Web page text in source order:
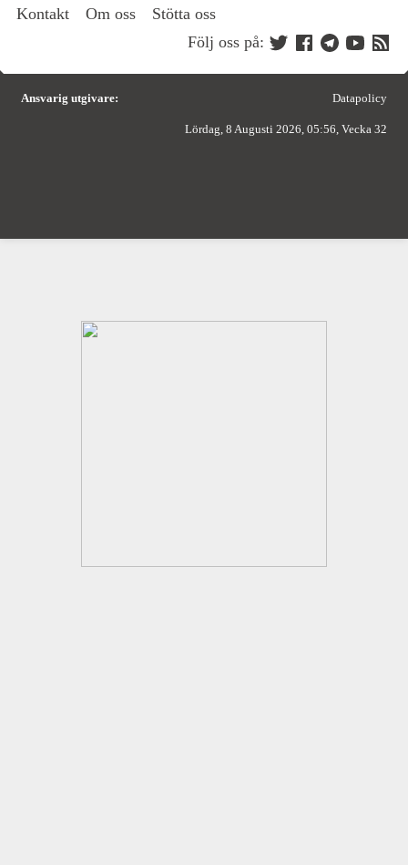
Kontakt Om oss
Stötta oss
Följ oss på:
Ansvarig utgivare: Datapolicy
Lördag, 8 Augusti 2026, 05:56, Vecka 32